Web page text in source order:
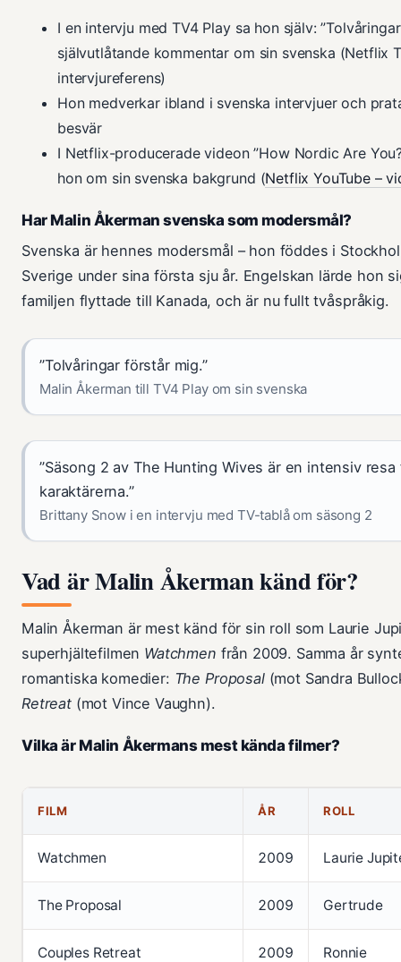
I en intervju med TV4 Play sa hon själv:
självutlåtande kommentar om sin svenska (Netflix
intervjureferens)
Hon medverkar ibland i svenska intervjuer och
besvär
I Netflix-producerade videon ”How Nordic Are
hon om sin svenska bakgrund (Netflix YouTube –
Har Malin Åkerman svenska som modersmål?
Svenska är hennes modersmål – hon föddes i
Sverige under sina första sju år. Engelskan lärde hon
familjen flyttade till Kanada, och är nu fullt tvåspråkig.
”Tolvåringar förstår mig.”
Malin Åkerman till TV4 Play om sin svenska
”Säsong 2 av The Hunting Wives är en intensiv resa
karaktärerna.”
Brittany Snow i en intervju med TV-tablå om säsong 2
Vad är Malin Åkerman känd för?
Malin Åkerman är mest känd för sin roll som Laurie
superhjältefilmen Watchmen från 2009. Samma år
romantiska komedier: The Proposal(mot Sandra
Retreat(mot Vince Vaughn).
Vilka är Malin Åkermans mest kända filmer?
FILM ÅR ROLL
Watchmen 2009 Laurie
The Proposal 2009 Gertrude
Couples Retreat 2009 Ronnie